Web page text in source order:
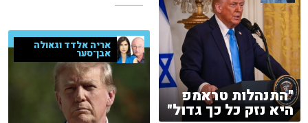
"התנהלות טראמפ
היא נזק כל כך גדול"
אריה אלדד וגאולה
אבן־סער